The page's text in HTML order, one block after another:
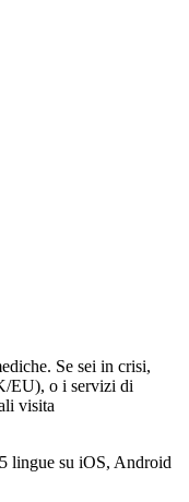
Se sei in crisi,
EU), o i servizi di
visita
lingue su iOS, Android